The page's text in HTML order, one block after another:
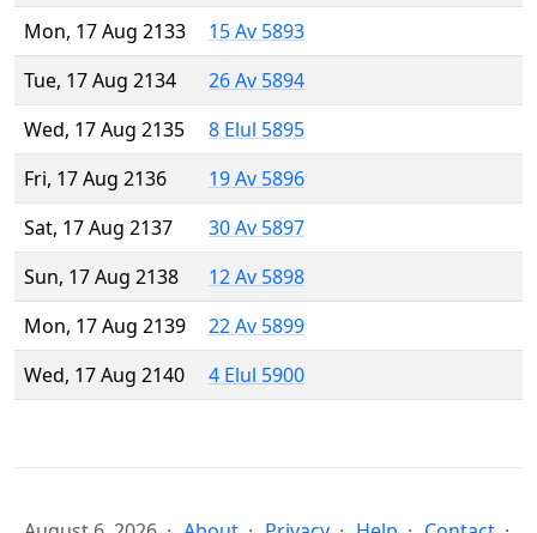
Mon, 17 Aug 2133
15 Av 5893
Tue, 17 Aug 2134
26 Av 5894
Wed, 17 Aug 2135
8 Elul 5895
Fri, 17 Aug 2136
19 Av 5896
Sat, 17 Aug 2137
30 Av 5897
Sun, 17 Aug 2138
12 Av 5898
Mon, 17 Aug 2139
22 Av 5899
Wed, 17 Aug 2140
4 Elul 5900